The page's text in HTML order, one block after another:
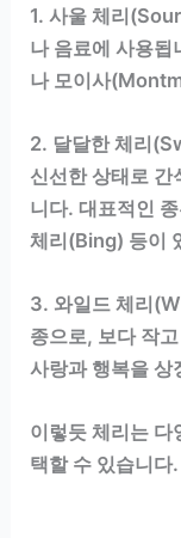
1. 사울 체리
나 음료에 사용
나 모이사
2. 달달한 체리
신선한 상태로 간
니다. 대표적인
체리(Bing) 등이
3. 와일드 체리
종으로, 보다 작
사랑과 행복을 상
이렇듯 체리는 다
택할 수 있습니다.